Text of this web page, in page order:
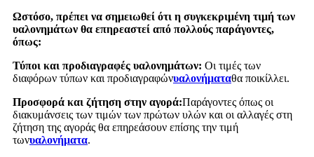
Ωστόσο, πρέπει να σημειωθεί ότι η συγκεκριμένη τιμή των
υαλονημάτων θα επηρεαστεί από πολλούς παράγοντες,
όπως:
Τύποι και προδιαγραφές υαλονημάτων: Οι τιμές των
διαφόρων τύπων και προδιαγραφώνυαλονήματαθα ποικίλλει.
Προσφορά και ζήτηση στην αγορά:Παράγοντες όπως οι
διακυμάνσεις των τιμών των πρώτων υλών και οι αλλαγές στη
ζήτηση της αγοράς θα επηρεάσουν επίσης την τιμή
τωνυαλονήματα.